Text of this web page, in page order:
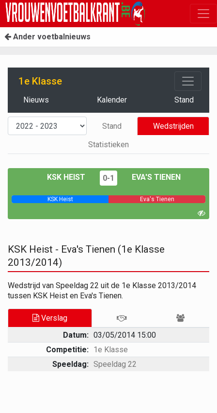
Ander voetbalnieuws
1e Klasse
Nieuws Kalender Stand
Stand
Wedstrijden
Statistieken
KSK HEIST 0-1 EVA'S TIENEN
KSK Heist Eva's Tienen
KSK Heist - Eva's Tienen (1e Klasse
2013/2014)
Wedstrijd van Speeldag 22 uit de 1e Klasse 2013/2014
tussen KSK Heist en Eva's Tienen.
Verslag
Datum: 03/05/2014 15:00
Competitie: 1e Klasse
Speeldag: Speeldag 22